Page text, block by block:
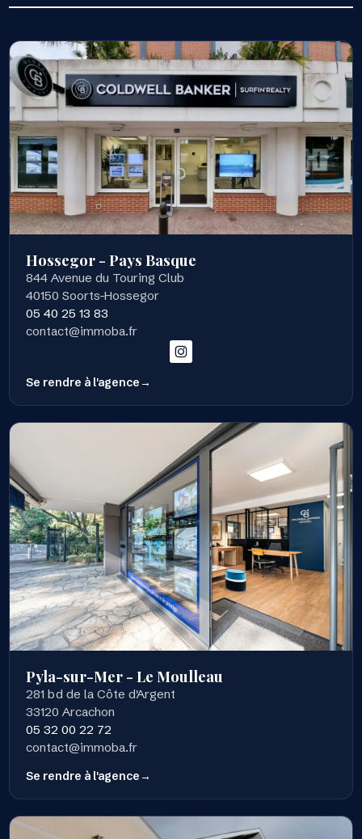
Hossegor - Pays Basque
844 Avenue du Touring Club
40150 Soorts-Hossegor
05 40 25 13 83
contact@immoba.fr
Se rendre à l'agence
Pyla-sur-Mer - Le Moulleau
281 bd de la Côte d'Argent
33120 Arcachon
05 32 00 22 72
contact@immoba.fr
Se rendre à l'agence